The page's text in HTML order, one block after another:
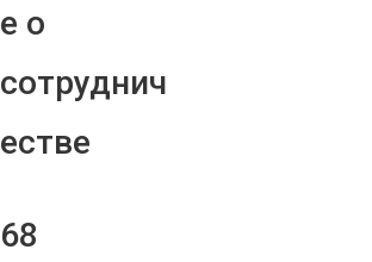
е о
сотруднич
естве
68